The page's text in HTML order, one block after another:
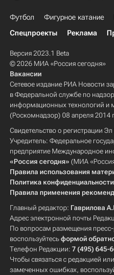
Футбол Фигурное катание
Спецпроекты
Реклама
Версия 2023.1 Beta
© 2026 МИА «Россия сегодня»
Вакансии
Сетевое издание РИА Новости
в Федеральной службе по
информационных технологий и
(Роскомнадзор) 08 апреля 2014
Свидетельство о регистрации
Учредитель: Федеральное
предприятие Международное
«Россия сегодня» (МИА
Правила использования
Политика конфиденциальности
Правила применения
Главный редактор: Гаврилова
Адрес электронной почты
По вопросам размещения
воспользуйтесьформой
Телефон Редакции: 7 (495) 645-
Чтобы связаться с редакцией
замеченных ошибках,